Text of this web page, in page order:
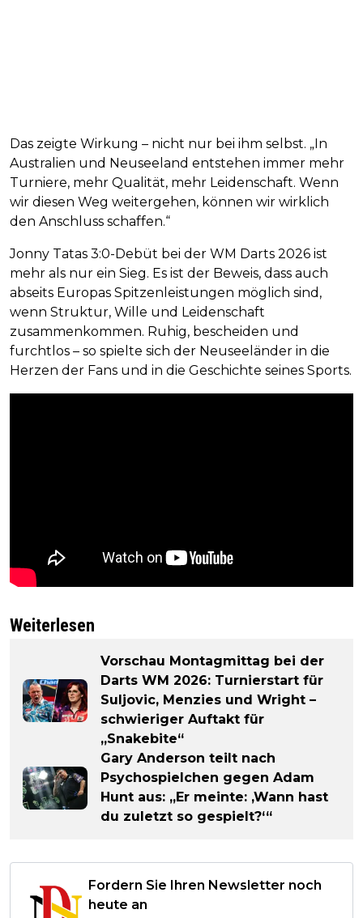
Das zeigte Wirkung – nicht nur bei ihm selbst. „In
Australien und Neuseeland entstehen immer mehr
Turniere, mehr Qualität, mehr Leidenschaft. Wenn
wir diesen Weg weitergehen, können wir wirklich
den Anschluss schaffen.“
Jonny Tatas 3:0-Debüt bei der WM Darts 2026 ist
mehr als nur ein Sieg. Es ist der Beweis, dass auch
abseits Europas Spitzenleistungen möglich sind,
wenn Struktur, Wille und Leidenschaft
zusammenkommen. Ruhig, bescheiden und
furchtlos – so spielte sich der Neuseeländer in die
Herzen der Fans und in die Geschichte seines Sports.
Weiterlesen
Vorschau Montagmittag bei der
Darts WM 2026: Turnierstart für
Suljovic, Menzies und Wright –
schwieriger Auftakt für
„Snakebite“
Gary Anderson teilt nach
Psychospielchen gegen Adam
Hunt aus: „Er meinte: ‚Wann hast
du zuletzt so gespielt?‘“
Fordern Sie Ihren Newsletter noch
heute an